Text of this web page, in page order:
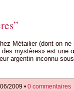
Métailier (dont on
mystères» est une
argentin inconnu
2009 • 0 commentaires